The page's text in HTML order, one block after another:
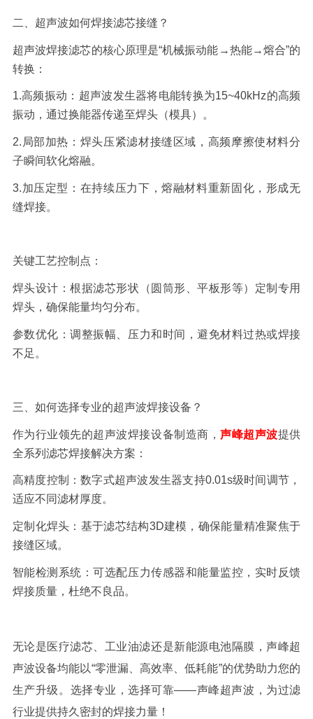
二、超声波如何焊接滤芯接缝？
超声波焊接滤芯的核心原理是“机械振动能→热能→熔合”的
转换：
1.高频振动： 超声波发生器将电能转换为15~40kHz的高频
振动，通过换能器传递至焊头（模具）。
2. 局部加热： 焊头压紧滤材接缝区域，高频摩擦使材料分
子瞬间软化熔融。
3.加压定型： 在持续压力下，熔融材料重新固化，形成无
缝焊接。
关键工艺控制点：
焊头设计：根据滤芯形状（圆筒形、平板形等）定制专用
焊头，确保能量均匀分布。
参数优化：调整振幅、压力和时间，避免材料过热或焊接
不足。
三、如何选择专业的超声波焊接设备？
作为行业领先的超声波焊接设备制造商，声峰超声波提供
全系列滤芯焊接解决方案：
高精度控制：数字式超声波发生器支持0.01s级时间调节，
适应不同滤材厚度。
定制化焊头： 基于滤芯结构3D建模，确保能量精准聚焦于
接缝区域。
智能检测系统：可选配压力传感器和能量监控，实时反馈
焊接质量，杜绝不良品。
无论是医疗滤芯、工业油滤还是新能源电池隔膜，声峰超
声波设备均能以“零泄漏、高效率、低耗能”的优势助力您的
生产升级。选择专业，选择可靠——声峰超声波，为过滤
行业提供持久密封的焊接力量！